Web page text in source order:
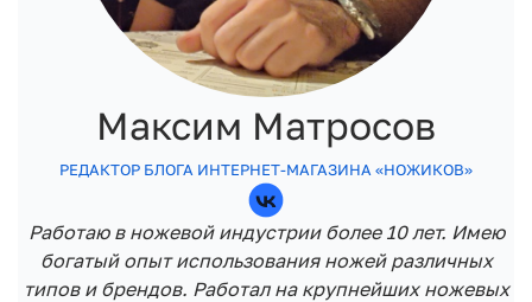
Максим Матросов
РЕДАКТОР БЛОГА ИНТЕРНЕТ-МАГАЗИНА «НОЖИКОВ»
Работаю в ножевой индустрии более 10 лет. Имею
богатый опыт использования ножей различных
типов и брендов. Работал на крупнейших ножевых